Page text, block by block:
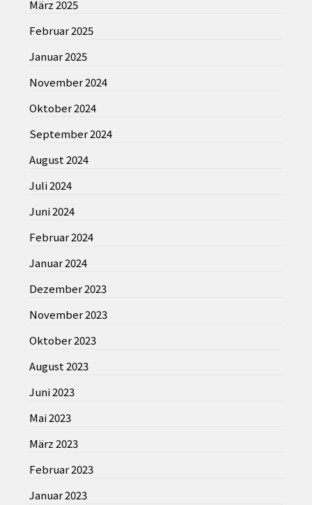
März 2025
Februar 2025
Januar 2025
November 2024
Oktober 2024
September 2024
August 2024
Juli 2024
Juni 2024
Februar 2024
Januar 2024
Dezember 2023
November 2023
Oktober 2023
August 2023
Juni 2023
Mai 2023
März 2023
Februar 2023
Januar 2023